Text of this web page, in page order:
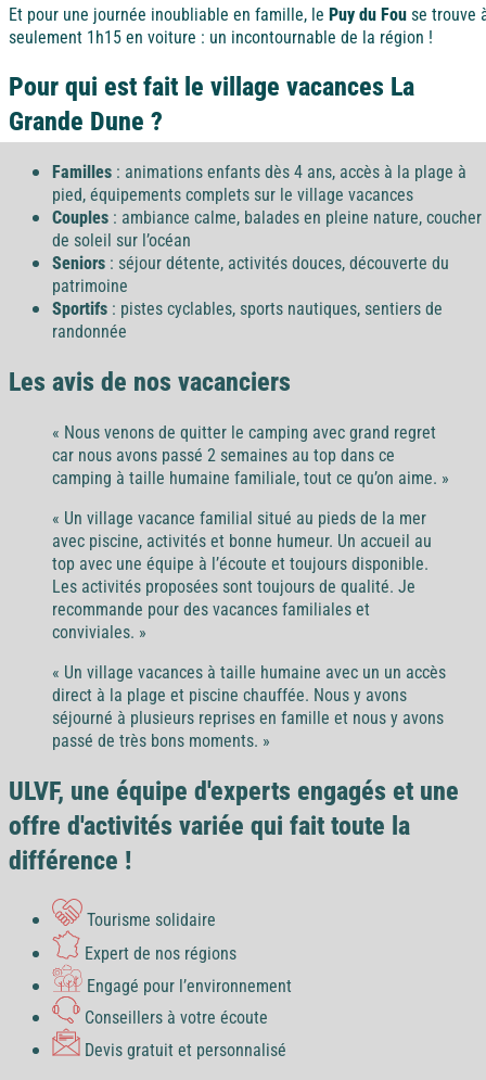
Et pour une journée inoubliable en famille, le Puy du Fouse trouve
seulement 1h15 en voiture : un incontournable de la région !
Pour qui est fait le village vacances La
Grande Dune ?
Familles : animations enfants dès 4 ans, accès à la plage à
pied, équipements complets sur le village vacances
Couples : ambiance calme, balades en pleine nature, coucher
de soleil sur l’océan
Seniors : séjour détente, activités douces, découverte du
patrimoine
Sportifs : pistes cyclables, sports nautiques, sentiers de
randonnée
Les avis de nos vacanciers
« Nous venons de quitter le camping avec grand regret
car nous avons passé 2 semaines au top dans ce
camping à taille humaine familiale, tout ce qu’on aime. »
« Un village vacance familial situé au pieds de la mer
avec piscine, activités et bonne humeur. Un accueil au
top avec une équipe à l’écoute et toujours disponible.
Les activités proposées sont toujours de qualité. Je
recommande pour des vacances familiales et
conviviales. »
« Un village vacances à taille humaine avec un un accès
direct à la plage et piscine chauffée. Nous y avons
séjourné à plusieurs reprises en famille et nous y avons
passé de très bons moments. »
ULVF, une équipe d'experts engagés et une
offre d'activités variée qui fait toute la
différence !
Tourisme solidaire
Expert de nos régions
Engagé pour l’environnement
Conseillers à votre écoute
Devis gratuit et personnalisé